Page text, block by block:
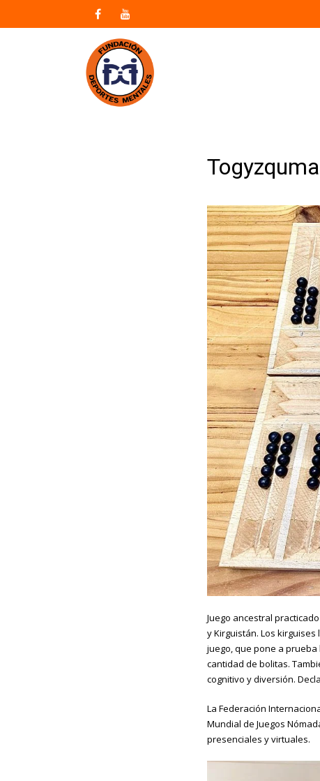
Juego ancestral
y Kirguistán. Los
juego, que pone a
cantidad de bolitas.
cognitivo y diversión.
La Federación
Mundial de Juegos
presenciales y virtuales.